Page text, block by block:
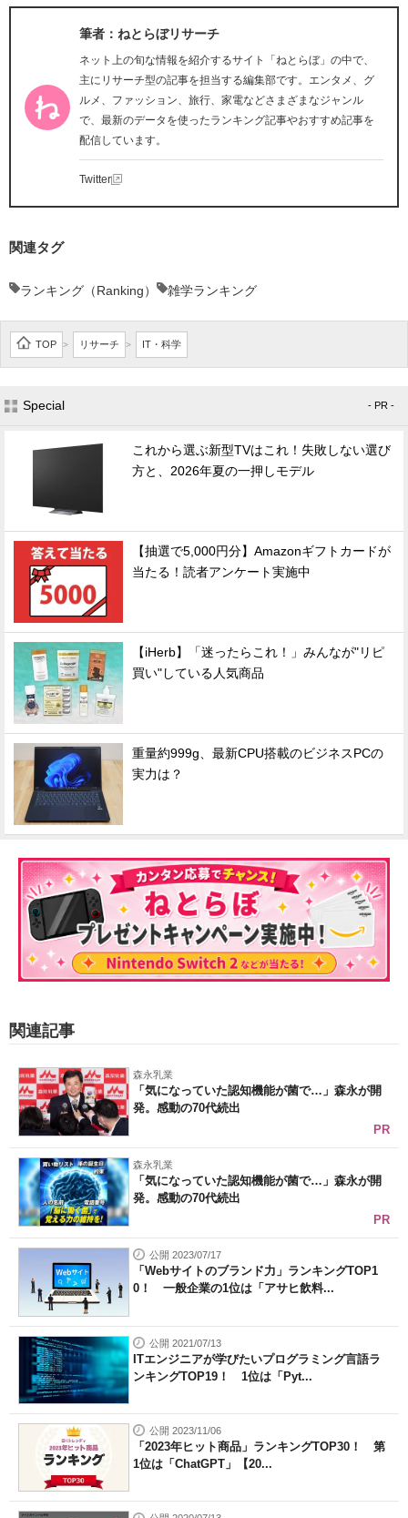
筆者：ねとらぼリサーチ
ネット上の旬な情報を紹介するサイト「ねとらぼ」の中で、
主にリサーチ型の記事を担当する編集部です。エンタメ、グ
ルメ、ファッション、旅行、家電などさまざまなジャンル
で、最新のデータを使ったランキング記事やおすすめ記事を
配信しています。
Twitter
関連タグ
ランキング（Ranking） 雑学ランキング
TOP > リサーチ > IT・科学
Special - PR -
これから選ぶ新型TVはこれ！失敗しない選び
方と、2026年夏の一押しモデル
【抽選で5,000円分】Amazonギフトカードが
当たる！読者アンケート実施中
【iHerb】「迷ったらこれ！」みんなが"リピ
買い"している人気商品
重量約999g、最新CPU搭載のビジネスPCの
実力は？
関連記事
森永乳業
「気になっていた認知機能が菌で…」森永が開
発。感動の70代続出
PR
森永乳業
「気になっていた認知機能が菌で…」森永が開
発。感動の70代続出
PR
公開 2023/07/17
「Webサイトのブランド力」ランキングTOP1
0！ 一般企業の1位は「アサヒ飲料...
公開 2021/07/13
ITエンジニアが学びたいプログラミング言語ラ
ンキングTOP19！ 1位は「Pyt...
公開 2023/11/06
「2023年ヒット商品」ランキングTOP30！ 第
1位は「ChatGPT」【20...